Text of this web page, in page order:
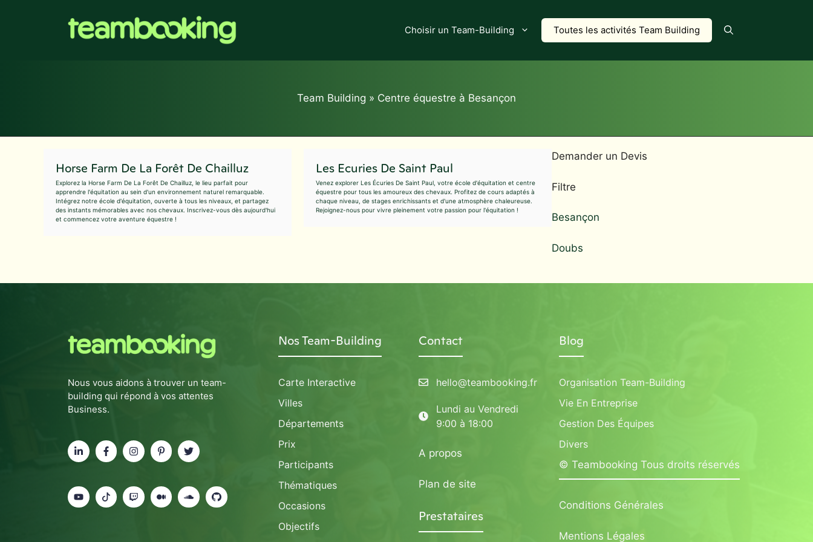
Choisir un Team-Building Toutes les activités Team Building
Team Building » Centre équestre à Besançon
Horse Farm De La Forêt De Chailluz
Explorez la Horse Farm De La Forêt De Chailluz, le lieu parfait pour
apprendre l'équitation au sein d'un environnement naturel remarquable.
Intégrez notre école d'équitation, ouverte à tous les niveaux, et partagez
des instants mémorables avec nos chevaux. Inscrivez-vous dès aujourd'hui
et commencez votre aventure équestre !
Les Ecuries De Saint Paul
Venez explorer Les Écuries De Saint Paul, votre école d'équitation et centre
équestre pour tous les amoureux des chevaux. Profitez de cours adaptés à
chaque niveau, de stages enrichissants et d'une atmosphère chaleureuse.
Rejoignez-nous pour vivre pleinement votre passion pour l'équitation !
Demander un Devis
Filtre
Besançon
Doubs
Nous vous aidons à trouver un team-
building qui répond à vos attentes
Business.
Nos Team-Building
Carte Interactive
Villes
Départements
Prix
Participants
Thématiques
Occasions
Objectifs
Contact
hello@teambooking.fr
Lundi au Vendredi
9:00 à 18:00
A propos
Plan de site
Prestataires
Blog
Organisation Team-Building
Vie En Entreprise
Gestion Des Équipes
Divers
© Teambooking Tous droits réservés
Conditions Générales
Mentions Légales